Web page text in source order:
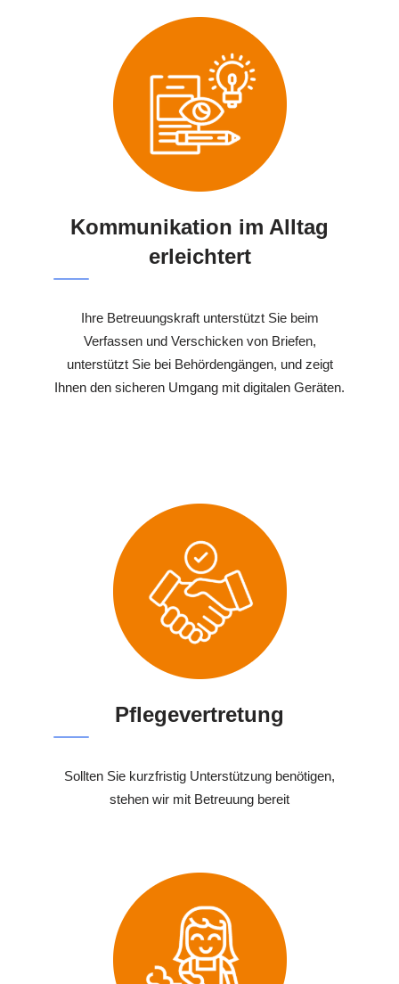
Kommunikation im Alltag
erleichtert
Ihre Betreuungskraft unterstützt Sie beim
Verfassen und Verschicken von Briefen,
unterstützt Sie bei Behördengängen, und zeigt
Ihnen den sicheren Umgang mit digitalen Geräten.
Pflegevertretung
Sollten Sie kurzfristig Unterstützung benötigen,
stehen wir mit Betreuung bereit